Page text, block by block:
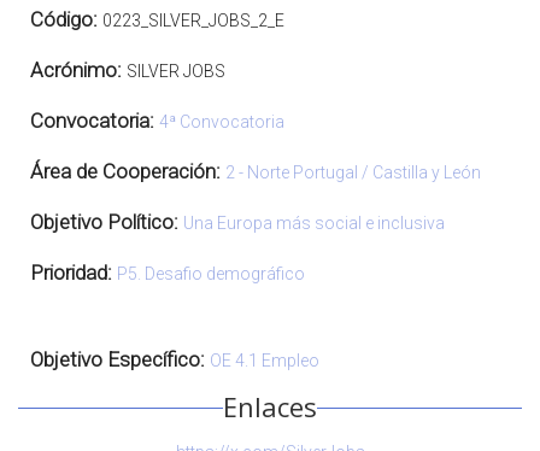
Código: 0223_SILVER_JOBS_2_E
Acrónimo: SILVER JOBS
Convocatoria: 4ª Convocatoria
Área de Cooperación: 2 - Norte Portugal / Castilla y León
Objetivo Político: Una Europa más social e inclusiva
Prioridad: P5. Desafio demográfico
Objetivo Específico: OE 4.1 Empleo
Enlaces